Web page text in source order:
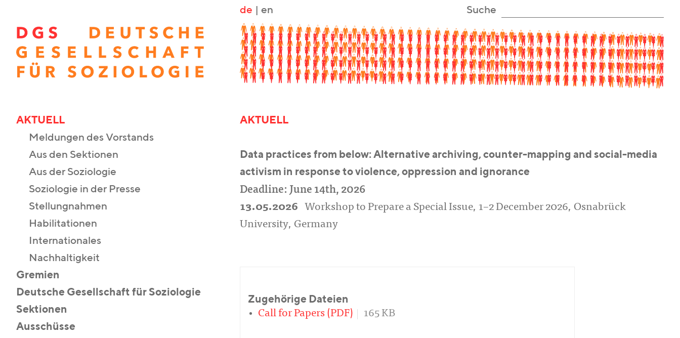
de en Suche
AKTUELL
Meldungen des Vorstands
Aus den Sektionen
Aus der Soziologie
Soziologie in der Presse
Stellungnahmen
Habilitationen
Internationales
Nachhaltigkeit
Gremien
Deutsche Gesellschaft für Soziologie
Sektionen
Ausschüsse
AKTUELL
Data practices from below: Alternative archiving, counter-mapping and social-media
activism in response to violence, oppression and ignorance
Deadline: June 14th, 2026
13.05.2026
Workshop to Prepare a Special Issue, 1–2 December 2026, Osnabrück
University, Germany
Zugehörige Dateien
Call for Papers (PDF)
165 KB